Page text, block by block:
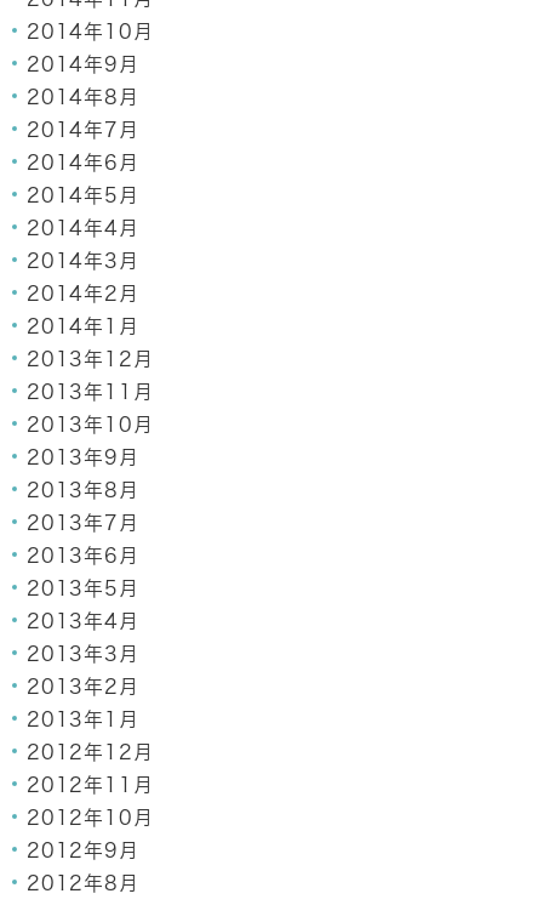
2014年10月
2014年9月
2014年8月
2014年7月
2014年6月
2014年5月
2014年4月
2014年3月
2014年2月
2014年1月
2013年12月
2013年11月
2013年10月
2013年9月
2013年8月
2013年7月
2013年6月
2013年5月
2013年4月
2013年3月
2013年2月
2013年1月
2012年12月
2012年11月
2012年10月
2012年9月
2012年8月